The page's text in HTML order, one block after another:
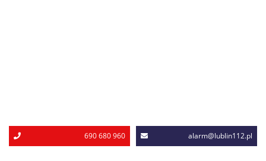
690 680 960 alarm@lublin112.pl